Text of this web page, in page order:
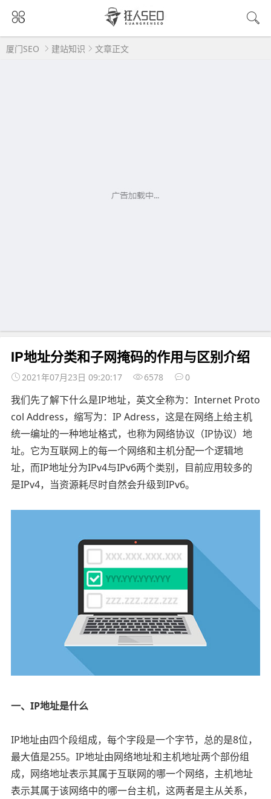
厦门SEO 建站知识 文章正文
IP地址分类和子网掩码的作用与区别介绍
2021年07月23日 09:20:17 6578 0
我们先了解下什么是IP地址，英文全称为：Internet Proto
col Address，缩写为：IP Adress，这是在网络上给主机
统一编址的一种地址格式，也称为网络协议（IP协议）地
址。它为互联网上的每一个网络和主机分配一个逻辑地
址，而IP地址分为IPv4与IPv6两个类别，目前应用较多的
是IPv4，当资源耗尽时自然会升级到IPv6。
一、IP地址是什么
IP地址由四个段组成，每个字段是一个字节，总的是8位，
最大值是255。IP地址由网络地址和主机地址两个部份组
成，网络地址表示其属于互联网的哪一个网络，主机地址
表示其属于该网络中的哪一台主机，这两者是主从关系，